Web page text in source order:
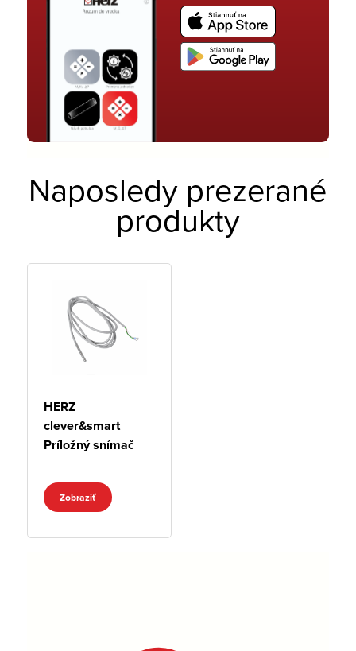
Naposledy prezerané
produkty
HERZ
clever&smart
Príložný snímač
Zobraziť